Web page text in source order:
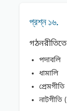
প্রশ্ন ১৬.
পদাবলি
ধামালি
প্রেমগীতি
নাটগীতি